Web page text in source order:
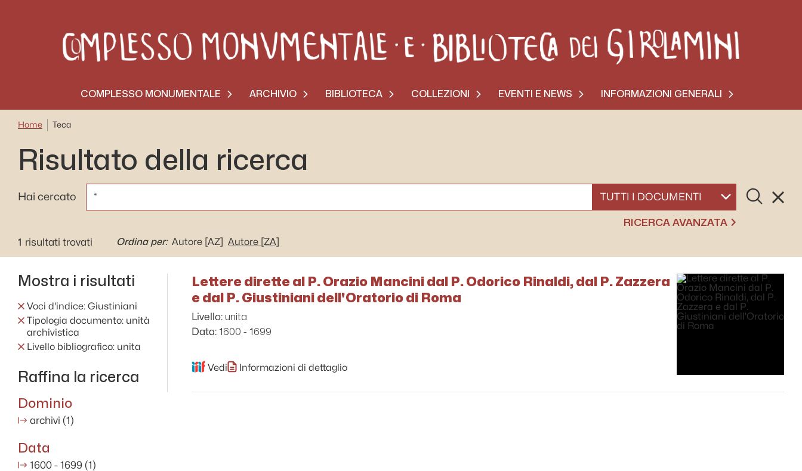
COMPLESSO MONUMENTALE ARCHIVIO BIBLIOTECA COLLEZIONI EVENTI E NEWS INFORMAZIONI GENERALI
Home Teca
Risultato della ricerca
Hai cercato
SELEZIONA UN DOCUMENTO
Cerca
RICERCA AVANZATA
1 risultati trovati Ordina per: Autore [AZ] Autore [ZA]
Mostra i risultati
Voci d'indice: Giustiniani
Tipologia documento: unità
archivistica
Livello bibliografico: unita
Raffina la ricerca
Dominio
archivi (1)
Data
1600 - 1699 (1)
Lettere dirette al P. Orazio Mancini dal P. Odorico Rinaldi, dal P. Zazzera
e dal P. Giustiniani dell'Oratorio di Roma
Livello: unita
Data: 1600 - 1699
Vedi Informazioni di dettaglio